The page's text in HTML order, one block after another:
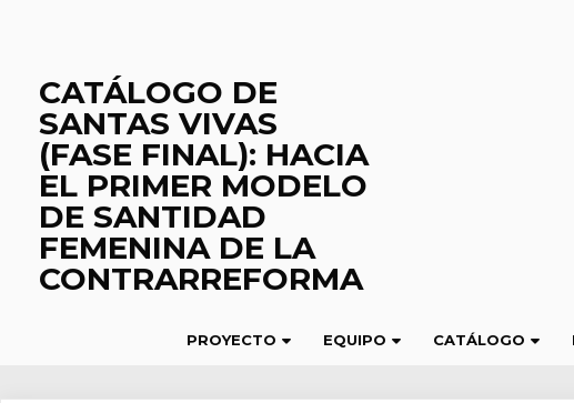
CATÁLOGO DE
SANTAS VIVAS
(FASE FINAL): HACIA
EL PRIMER MODELO
DE SANTIDAD
FEMENINA DE LA
CONTRARREFORMA
PROYECTO EQUIPO CATÁLOGO